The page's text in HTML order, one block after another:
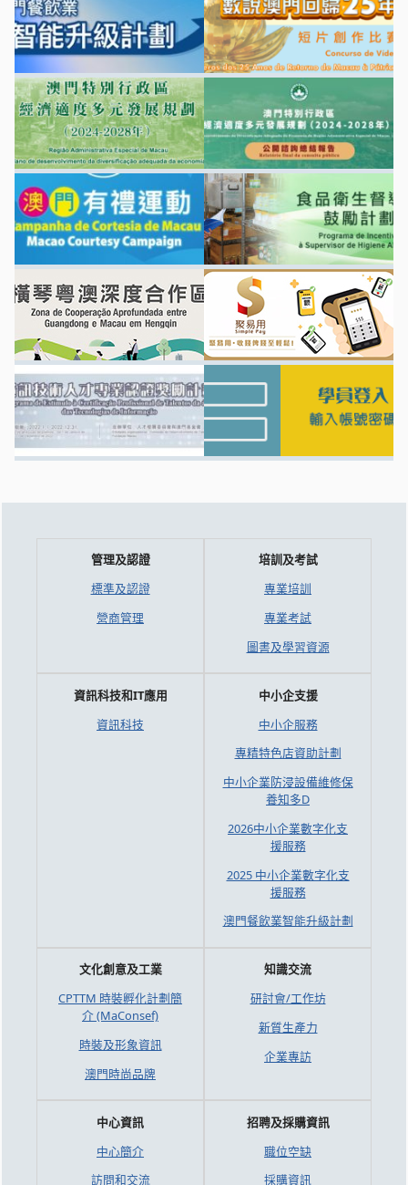
管理及認證
標準及認證
營商管理
培訓及考試
專業培訓
專業考試
圖書及學習資源
資訊科技和IT應用
資訊科技
中小企支援
中小企服務
專精特色店資助計劃
中小企業防浸設備維修保
養知多D
2026中小企業數字化支
援服務
2025 中小企業數字化支
援服務
澳門餐飲業智能升級計劃
文化創意及工業
CPTTM 時裝孵化計劃簡
介 (MaConsef)
時裝及形象資訊
澳門時尚品牌
知識交流
研討會/工作坊
新質生產力
企業專訪
中心資訊
中心簡介
訪問和交流
招聘及採購資訊
職位空缺
採購資訊